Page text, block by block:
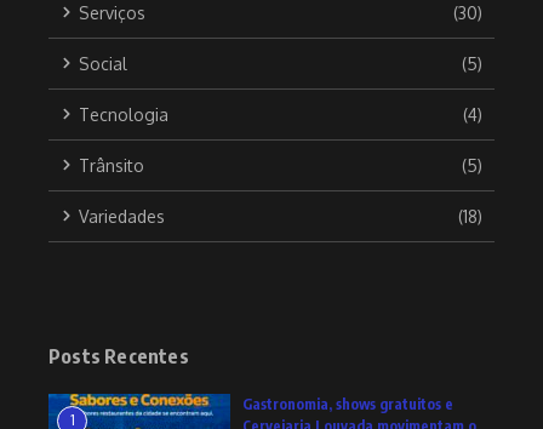
Serviços (30)
Social (5)
Tecnologia (4)
Trânsito (5)
Variedades (18)
Posts Recentes
1
Gastronomia, shows gratuitos e